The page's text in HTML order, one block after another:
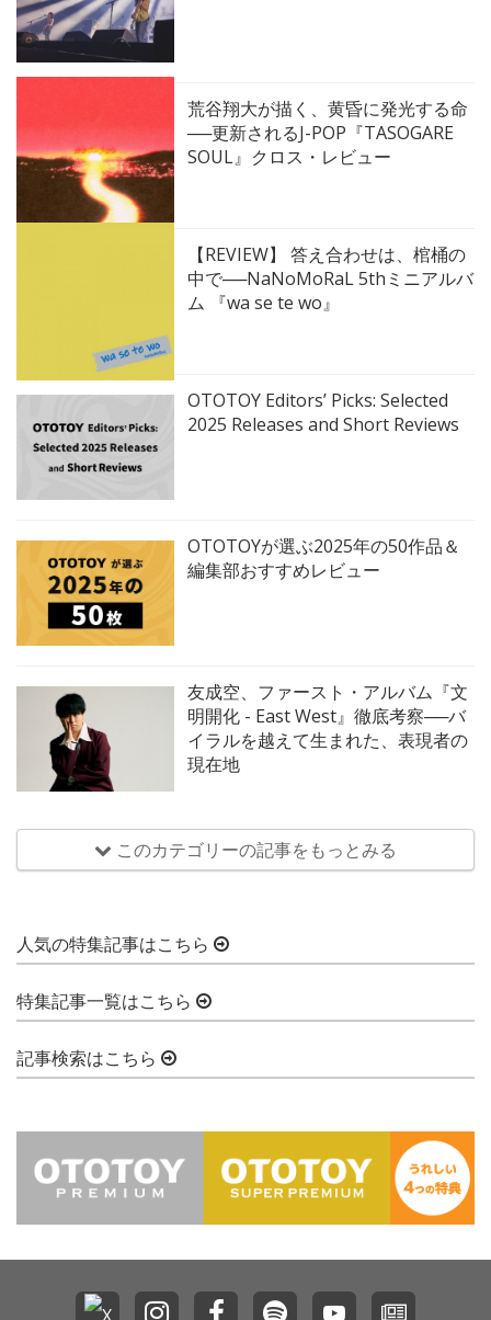
荒谷翔大が描く、黄昏に発光する命
──更新されるJ-POP『TASOGARE
SOUL』クロス・レビュー
【REVIEW】 答え合わせは、棺桶の
中で──NaNoMoRaL 5thミニアルバ
ム 『wa se te wo』
OTOTOY Editors’ Picks: Selected
2025 Releases and Short Reviews
OTOTOYが選ぶ2025年の50作品＆
編集部おすすめレビュー
友成空、ファースト・アルバム『文
明開化 - East West』徹底考察──バ
イラルを越えて生まれた、表現者の
現在地
このカテゴリーの記事をもっとみる
人気の特集記事はこちら
特集記事一覧はこちら
記事検索はこちら